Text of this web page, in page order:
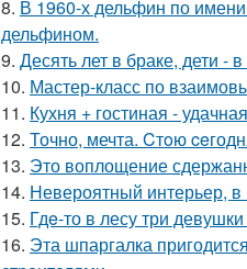
8. В 1960-х дельфин по
дельфином.
9. Десять лет в браке, дети -
10. Мастер-класс по
11. Кухня + гостиная -
12. Точно, мечта. Cтoю
13. Это воплощение
14. Невероятный интерьер,
15. Гдe-то в лесу три
16. Эта шпаргалка